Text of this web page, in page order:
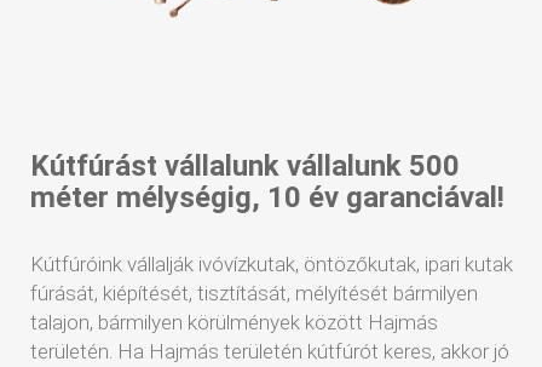
Kútfúrást vállalunk vállalunk 500
méter mélységig, 10 év garanciával!
Kútfúróink vállalják ivóvízkutak, öntözőkutak, ipari kutak
fúrását, kiépítését, tisztítását, mélyítését bármilyen
talajon, bármilyen körülmények között Hajmás
területén. Ha Hajmás területén kútfúrót keres, akkor jó